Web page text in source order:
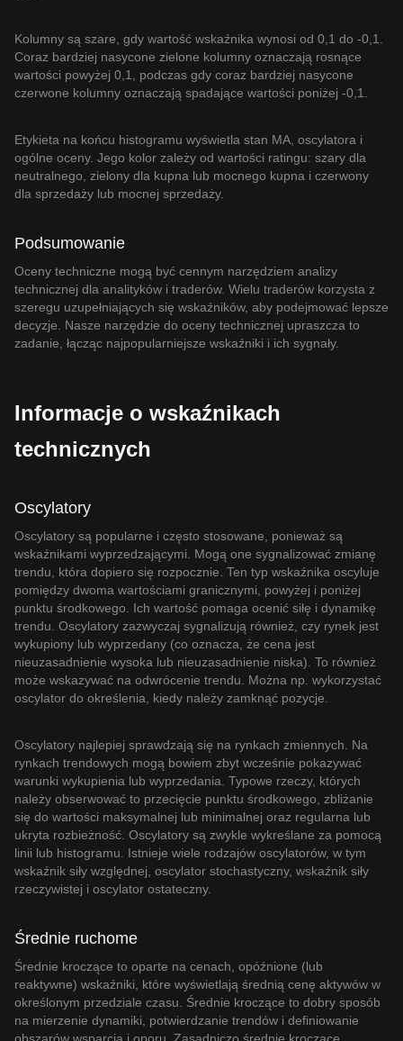
Kolumny są szare, gdy wartość wskaźnika wynosi od 0,1 do -0,1.
Coraz bardziej nasycone zielone kolumny oznaczają rosnące
wartości powyżej 0,1, podczas gdy coraz bardziej nasycone
czerwone kolumny oznaczają spadające wartości poniżej -0,1.
Etykieta na końcu histogramu wyświetla stan MA, oscylatora i
ogólne oceny. Jego kolor zależy od wartości ratingu: szary dla
neutralnego, zielony dla kupna lub mocnego kupna i czerwony
dla sprzedaży lub mocnej sprzedaży.
Podsumowanie
Oceny techniczne mogą być cennym narzędziem analizy
technicznej dla analityków i traderów. Wielu traderów korzysta z
szeregu uzupełniających się wskaźników, aby podejmować lepsze
decyzje. Nasze narzędzie do oceny technicznej upraszcza to
zadanie, łącząc najpopularniejsze wskaźniki i ich sygnały.
Informacje o wskaźnikach
technicznych
Oscylatory
Oscylatory są popularne i często stosowane, ponieważ są
wskaźnikami wyprzedzającymi. Mogą one sygnalizować zmianę
trendu, która dopiero się rozpocznie. Ten typ wskaźnika oscyluje
pomiędzy dwoma wartościami granicznymi, powyżej i poniżej
punktu środkowego. Ich wartość pomaga ocenić siłę i dynamikę
trendu. Oscylatory zazwyczaj sygnalizują również, czy rynek jest
wykupiony lub wyprzedany (co oznacza, że cena jest
nieuzasadnienie wysoka lub nieuzasadnienie niska). To również
może wskazywać na odwrócenie trendu. Można np. wykorzystać
oscylator do określenia, kiedy należy zamknąć pozycje.
Oscylatory najlepiej sprawdzają się na rynkach zmiennych. Na
rynkach trendowych mogą bowiem zbyt wcześnie pokazywać
warunki wykupienia lub wyprzedania. Typowe rzeczy, których
należy obserwować to przecięcie punktu środkowego, zbliżanie
się do wartości maksymalnej lub minimalnej oraz regularna lub
ukryta rozbieżność. Oscylatory są zwykle wykreślane za pomocą
linii lub histogramu. Istnieje wiele rodzajów oscylatorów, w tym
wskaźnik siły względnej, oscylator stochastyczny, wskaźnik siły
rzeczywistej i oscylator ostateczny.
Średnie ruchome
Średnie kroczące to oparte na cenach, opóźnione (lub
reaktywne) wskaźniki, które wyświetlają średnią cenę aktywów w
określonym przedziale czasu. Średnie kroczące to dobry sposób
na mierzenie dynamiki, potwierdzanie trendów i definiowanie